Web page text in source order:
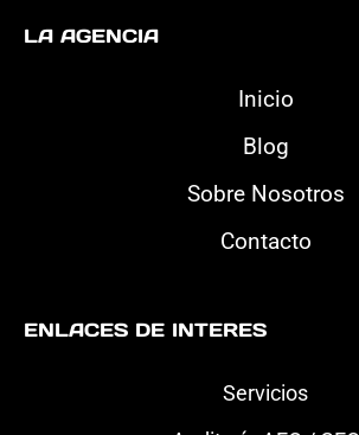
LA AGENCIA
Inicio
Blog
Sobre Nosotros
Contacto
ENLACES DE INTERES
Servicios